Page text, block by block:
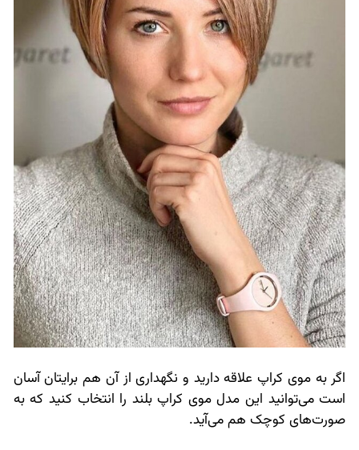
اگر به موی کراپ علاقه دارید و نگهداری از آن هم برایتان آسان
است می‌توانید این مدل موی کراپ بلند را انتخاب کنید که به
صورت‌های کوچک هم می‌آید.